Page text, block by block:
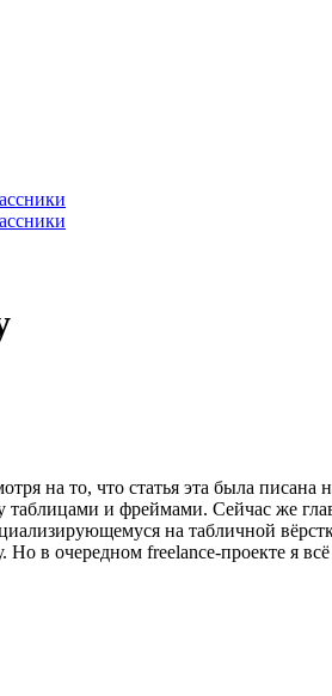
на то, что статья эта была писана
и фреймами. Сейчас же
на табличной
в очередном freelance-проекте я